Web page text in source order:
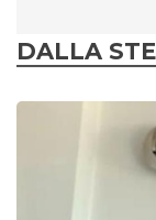
DALLA